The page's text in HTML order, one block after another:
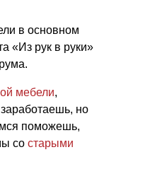
в основном
«Из рук в руки»
мебели,
но
поможешь,
со старыми